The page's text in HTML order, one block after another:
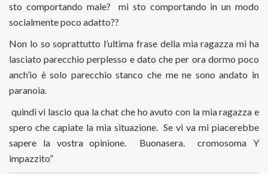
sto comportando male? mi sto comportando in un modo
socialmente poco adatto??
Non lo so soprattutto l’ultima frase della mia ragazza mi ha
lasciato parecchio perplesso e dato che per ora dormo poco
anch’io è solo parecchio stanco che me ne sono andato in
paranoia.
quindi vi lascio qua la chat che ho avuto con la mia ragazza e
spero che capiate la mia situazione. Se vi va mi piacerebbe
sapere la vostra opinione. Buonasera. cromosoma Y
impazzito”